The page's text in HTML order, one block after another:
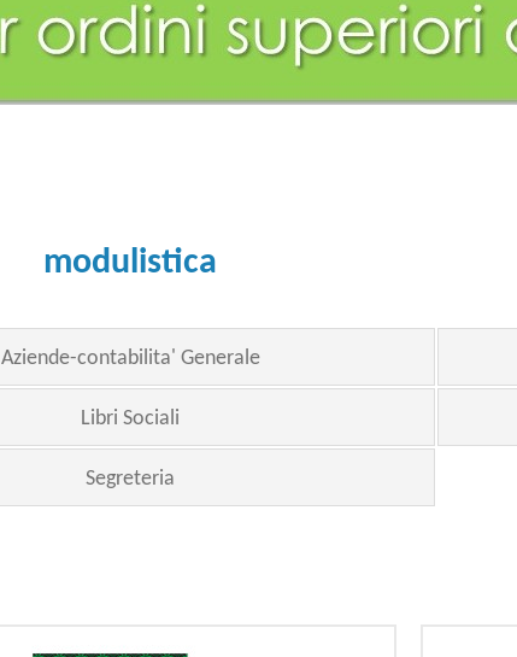
modulistica
Aziende-contabilita' Generale
Libri Sociali
Segreteria